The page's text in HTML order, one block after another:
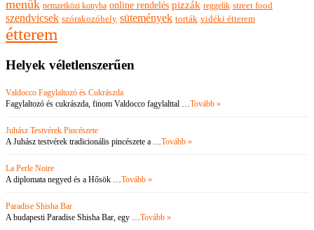
menük nemzetközi konyha online rendelés pizzák reggelik street food
szendvicsek szórakozóhely sütemények torták vidéki étterem
étterem
Helyek véletlenszerűen
Valdocco Fagylaltozó és Cukrászda
Fagylaltozó és cukrászda, finom Valdocco fagylalttal …Tovább »
Juhász Testvérek Pincészete
A Juhász testvérek tradicionális pincészete a …Tovább »
La Perle Noire
A diplomata negyed és a Hősök …Tovább »
Paradise Shisha Bar
A budapesti Paradise Shisha Bar, egy …Tovább »